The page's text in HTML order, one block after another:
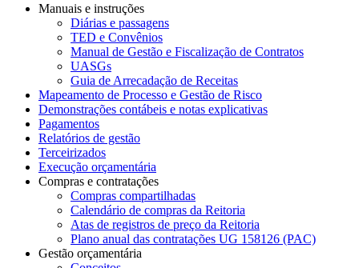
Manuais e instruções
Diárias e passagens
TED e Convênios
Manual de Gestão e Fiscalização de Contratos
UASGs
Guia de Arrecadação de Receitas
Mapeamento de Processo e Gestão de Risco
Demonstrações contábeis e notas explicativas
Pagamentos
Relatórios de gestão
Terceirizados
Execução orçamentária
Compras e contratações
Compras compartilhadas
Calendário de compras da Reitoria
Atas de registros de preço da Reitoria
Plano anual das contratações UG 158126 (PAC)
Gestão orçamentária